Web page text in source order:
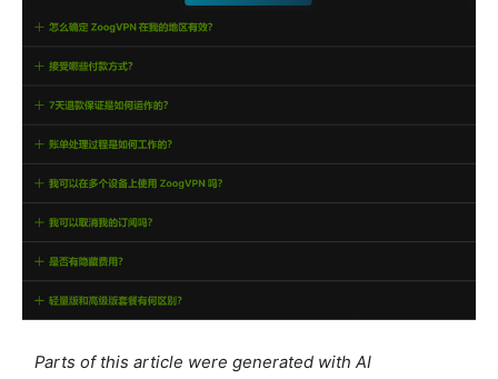
Parts of this article were generated with AI